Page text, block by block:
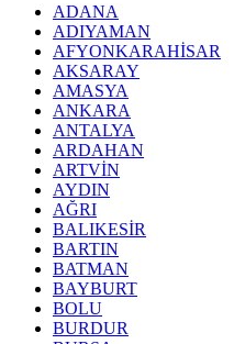
ADANA
ADIYAMAN
AFYONKARAHİSAR
AKSARAY
AMASYA
ANKARA
ANTALYA
ARDAHAN
ARTVİN
AYDIN
AĞRI
BALIKESİR
BARTIN
BATMAN
BAYBURT
BOLU
BURDUR